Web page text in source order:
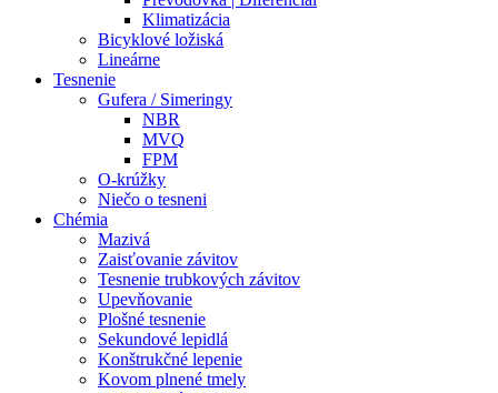
Klimatizácia
Bicyklové ložiská
Lineárne
Tesnenie
Gufera / Simeringy
NBR
MVQ
FPM
O-krúžky
Niečo o tesneni
Chémia
Mazivá
Zaisťovanie závitov
Tesnenie trubkových závitov
Upevňovanie
Plošné tesnenie
Sekundové lepidlá
Konštrukčné lepenie
Kovom plnené tmely